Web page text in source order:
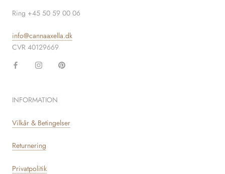
Ring +45 50 59 00 06
info@cannaaxella.dk
CVR 40129669
INFORMATION
Vilkår & Betingelser
Returnering
Privatpolitik